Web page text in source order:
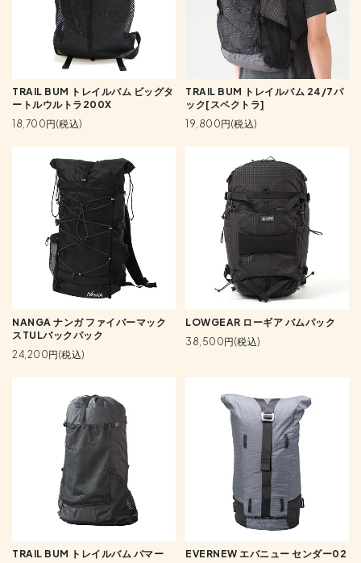
TRAIL BUM トレイルバム ビッグタ
ートルウルトラ200X
18,700円(税込)
TRAIL BUM トレイルバム 24/7パ
ック[スペクトラ]
19,800円(税込)
NANGA ナンガ ファイバーマック
スTULバックパック
24,200円(税込)
LOWGEAR ローギア バムパック
38,500円(税込)
TRAIL BUM トレイルバム バマー
EVERNEW エバニュー センダー02